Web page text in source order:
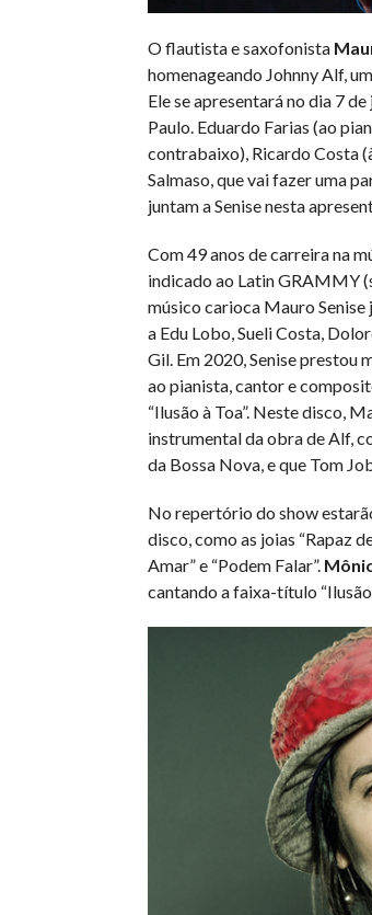
O flautista e saxofonista
homenageando Johnny Alf,
Ele se apresentará no dia 7
Paulo. Eduardo Farias (ao
contrabaixo), Ricardo Costa
Salmaso, que vai fazer uma
juntam a Senise nesta
Com 49 anos de carreira na
indicado ao Latin GRAMMY
músico carioca Mauro Senise
a Edu Lobo, Sueli Costa,
Gil. Em 2020, Senise prestou
ao pianista, cantor e
“Ilusão à Toa”. Neste disco,
instrumental da obra de Alf,
da Bossa Nova, e que Tom
No repertório do show
disco, como as joias “Rapaz
Amar” e “Podem Falar”.
cantando a faixa-título “Ilusão